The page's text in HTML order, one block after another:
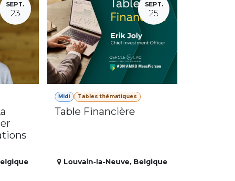
SEPT.
23
SEPT.
25
Midi Tables thématiques
Table Financière
Louvain-la-Neuve, Belgique